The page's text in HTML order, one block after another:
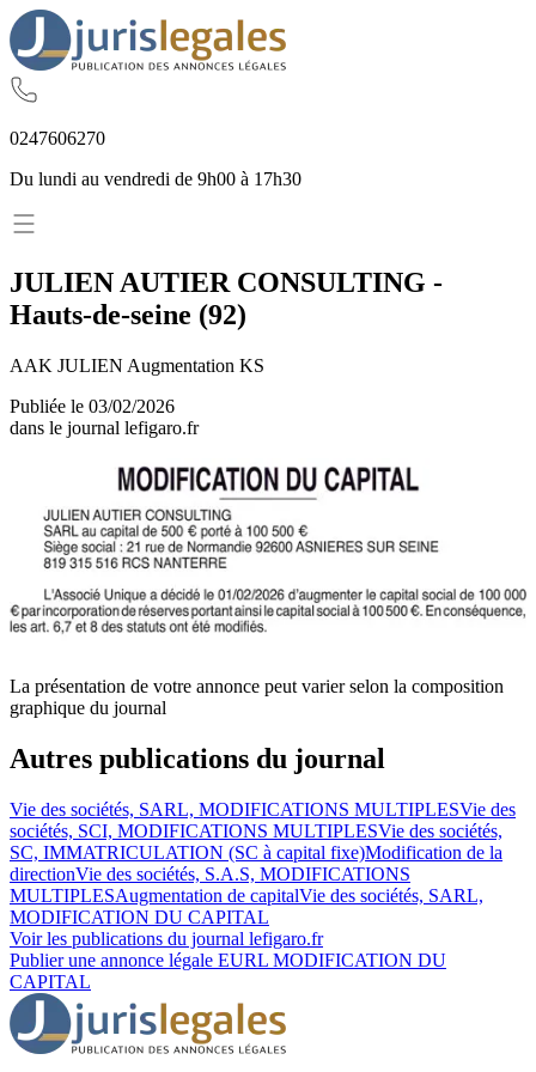
0247606270
Du lundi au vendredi de 9h00 à 17h30
JULIEN AUTIER CONSULTING -
Hauts-de-seine (92)
AAK JULIEN Augmentation KS
Publiée le 03/02/2026
dans le journal lefigaro.fr
La présentation de votre annonce peut varier selon la composition
graphique du journal
Autres publications du journal
Vie des sociétés, SARL, MODIFICATIONS MULTIPLESVie des
sociétés, SCI, MODIFICATIONS MULTIPLESVie des sociétés,
SC, IMMATRICULATION (SC à capital fixe)Modification de la
directionVie des sociétés, S.A.S, MODIFICATIONS
MULTIPLESAugmentation de capitalVie des sociétés, SARL,
MODIFICATION DU CAPITAL
Voir les publications du journal lefigaro.fr
Publier une annonce légale EURL MODIFICATION DU
CAPITAL